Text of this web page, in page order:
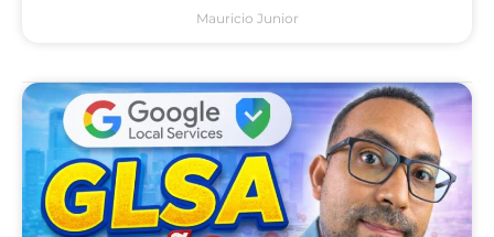
Mauricio Junior